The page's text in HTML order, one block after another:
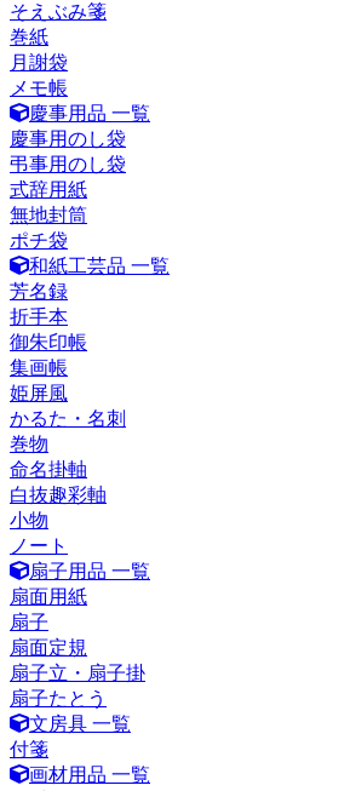
そえぶみ箋
巻紙
月謝袋
メモ帳
慶事用品 一覧
慶事用のし袋
弔事用のし袋
式辞用紙
無地封筒
ポチ袋
和紙工芸品 一覧
芳名録
折手本
御朱印帳
集画帳
姫屏風
かるた・名刺
巻物
命名掛軸
白抜趣彩軸
小物
ノート
扇子用品 一覧
扇面用紙
扇子
扇面定規
扇子立・扇子掛
扇子たとう
文房具 一覧
付箋
画材用品 一覧